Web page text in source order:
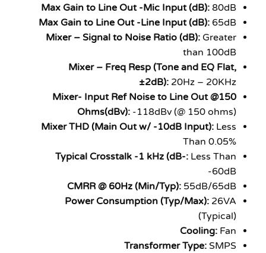
Max Gain to Line Out -Mic Input (dB): 80dB
Max Gain to Line Out -Line Input (dB): 65dB
Mixer – Signal to Noise Ratio (dB): Greater
than 100dB
Mixer – Freq Resp (Tone and EQ Flat,
±2dB): 20Hz – 20KHz
Mixer- Input Ref Noise to Line Out @150
Ohms(dBv): -118dBv (@ 150 ohms)
Mixer THD (Main Out w/ -10dB Input): Less
Than 0.05%
Typical Crosstalk -1 kHz (dB-: Less Than
-60dB
CMRR @ 60Hz (Min/Typ): 55dB/65dB
Power Consumption (Typ/Max): 26VA
(Typical)
Cooling: Fan
Transformer Type: SMPS